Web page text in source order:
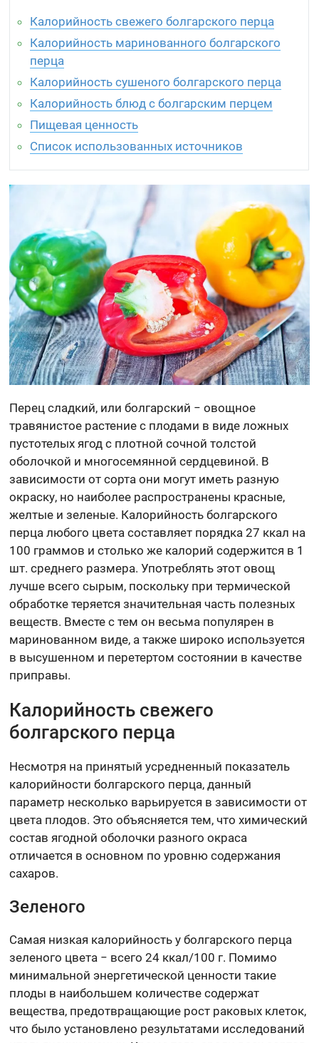
Калорийность свежего болгарского перца
Калорийность маринованного болгарского
перца
Калорийность сушеного болгарского перца
Калорийность блюд с болгарским перцем
Пищевая ценность
Список использованных источников
Перец сладкий, или болгарский − овощное
травянистое растение с плодами в виде ложных
пустотелых ягод с плотной сочной толстой
оболочкой и многосемянной сердцевиной. В
зависимости от сорта они могут иметь разную
окраску, но наиболее распространены красные,
желтые и зеленые. Калорийность болгарского
перца любого цвета составляет порядка 27 ккал на
100 граммов и столько же калорий содержится в 1
шт. среднего размера. Употреблять этот овощ
лучше всего сырым, поскольку при термической
обработке теряется значительная часть полезных
веществ. Вместе с тем он весьма популярен в
маринованном виде, а также широко используется
в высушенном и перетертом состоянии в качестве
приправы.
Калорийность свежего
болгарского перца
Несмотря на принятый усредненный показатель
калорийности болгарского перца, данный
параметр несколько варьируется в зависимости от
цвета плодов. Это объясняется тем, что химический
состав ягодной оболочки разного окраса
отличается в основном по уровню содержания
сахаров.
Зеленого
Самая низкая калорийность у болгарского перца
зеленого цвета − всего 24 ккал/100 г. Помимо
минимальной энергетической ценности такие
плоды в наибольшем количестве содержат
вещества, предотвращающие рост раковых клеток,
что было установлено результатами исследований